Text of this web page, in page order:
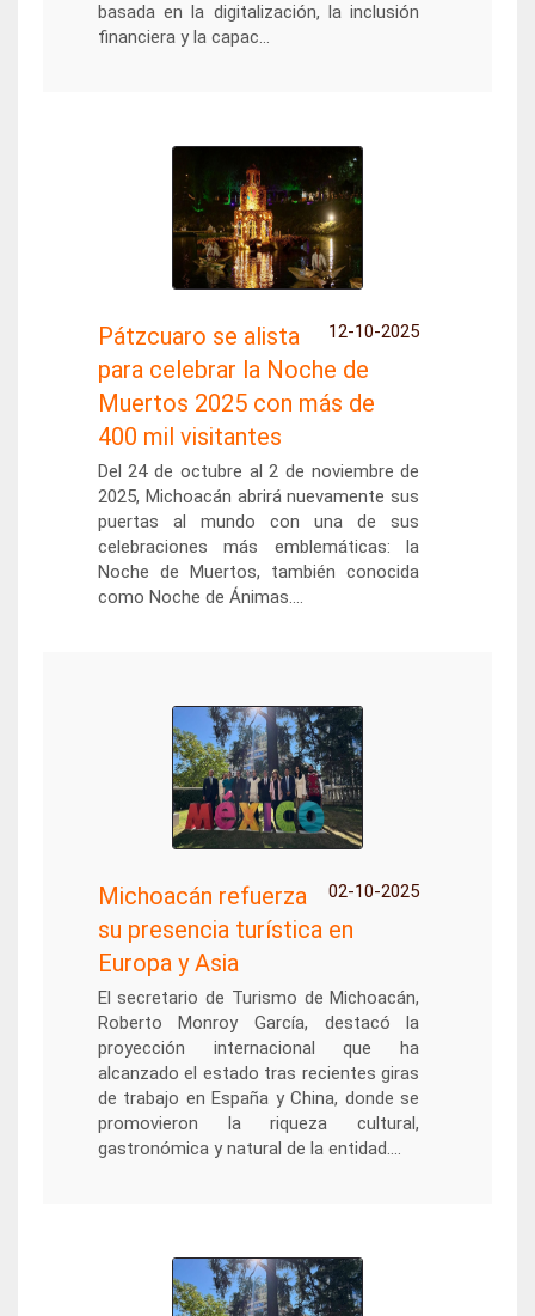
basada en la digitalización, la inclusión
financiera y la capac...
12-10-2025
Pátzcuaro se alista
para celebrar la Noche de
Muertos 2025 con más de
400 mil visitantes
Del 24 de octubre al 2 de noviembre de
2025, Michoacán abrirá nuevamente sus
puertas al mundo con una de sus
celebraciones más emblemáticas: la
Noche de Muertos, también conocida
como Noche de Ánimas....
02-10-2025
Michoacán refuerza
su presencia turística en
Europa y Asia
El secretario de Turismo de Michoacán,
Roberto Monroy García, destacó la
proyección internacional que ha
alcanzado el estado tras recientes giras
de trabajo en España y China, donde se
promovieron la riqueza cultural,
gastronómica y natural de la entidad....